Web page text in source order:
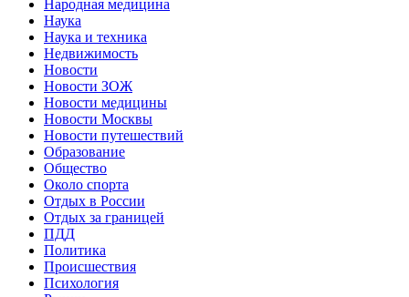
Народная медицина
Наука
Наука и техника
Недвижимость
Новости
Новости ЗОЖ
Новости медицины
Новости Москвы
Новости путешествий
Образование
Общество
Около спорта
Отдых в России
Отдых за границей
ПДД
Политика
Происшествия
Психология